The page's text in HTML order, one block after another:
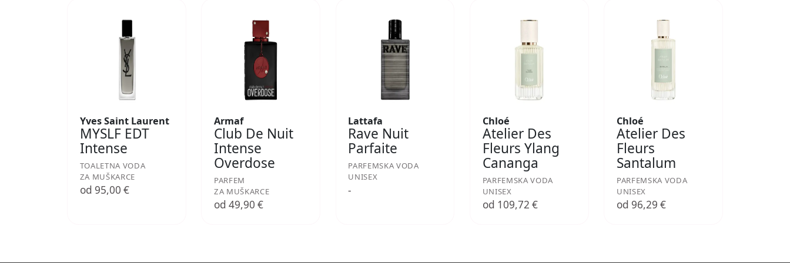
Yves Saint Laurent
MYSLF EDT
Intense
TOALETNA VODA
ZA MUŠKARCE
od 95,00 €
Armaf
Club De Nuit
Intense
Overdose
PARFEM
ZA MUŠKARCE
od 49,90 €
Lattafa
Rave Nuit
Parfaite
PARFEMSKA VODA
UNISEX
-
Chloé
Atelier Des
Fleurs Ylang
Cananga
PARFEMSKA VODA
UNISEX
od 109,72 €
Chloé
Atelier Des
Fleurs
Santalum
PARFEMSKA VODA
UNISEX
od 96,29 €